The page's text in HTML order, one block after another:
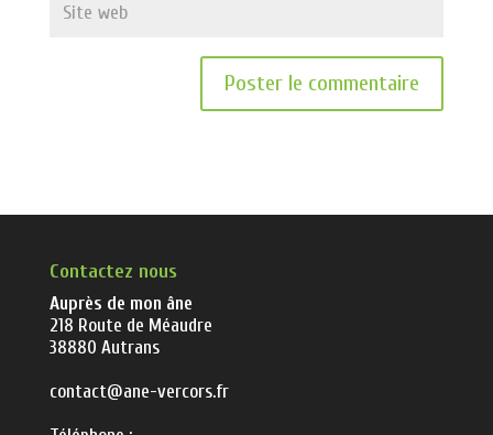
Contactez nous
Auprès de mon âne
218 Route de Méaudre
38880 Autrans
contact@ane-vercors.fr